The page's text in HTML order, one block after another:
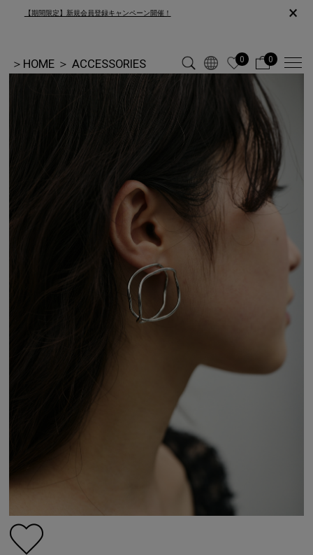
【期間限定】新規会員登録キャンペーン開催！ ×
＞ HOME ＞ ACCESSORIES 0 0